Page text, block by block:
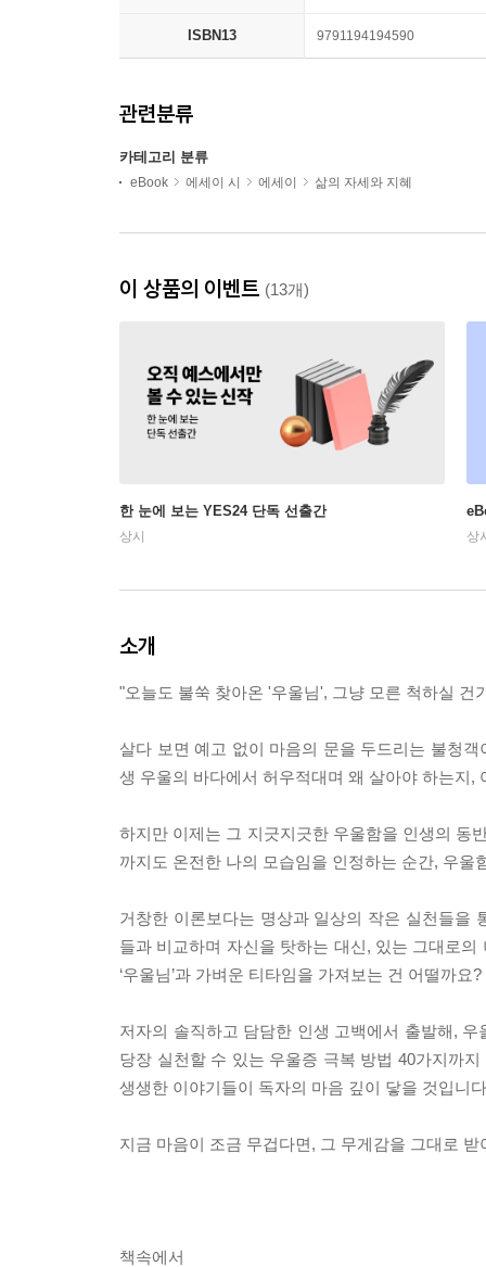
ISBN13 9791194194590
관련분류
카테고리 분류
eBook 에세이 시 에세이 삶의 자세와 지혜
이 상품의 이벤트 (13개)
한 눈에 보는 YES24 단독 선출간
상시 상
소개
"오늘도 불쑥 찾아온 '우울님', 그냥 모른 척하실 건
살다 보면 예고 없이 마음의 문을 두드리는 불청
생 우울의 바다에서 허우적대며 왜 살아야 하는지
하지만 이제는 그 지긋지긋한 우울함을 인생의 동
까지도 온전한 나의 모습임을 인정하는 순간, 우
거창한 이론보다는 명상과 일상의 작은 실천들을
들과 비교하며 자신을 탓하는 대신, 있는 그대로
‘우울님’과 가벼운 티타임을 가져보는 건 어떨까
저자의 솔직하고 담담한 인생 고백에서 출발해,
당장 실천할 수 있는 우울증 극복 방법 40가지까
생생한 이야기들이 독자의 마음 깊이 닿을 것입니
지금 마음이 조금 무겁다면, 그 무게감을 그대로
책속에서